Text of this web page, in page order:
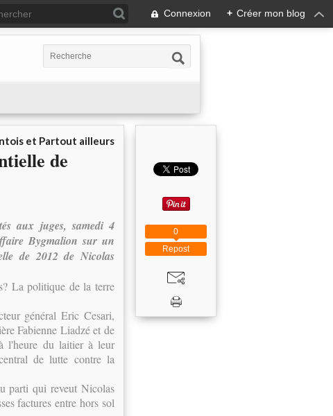
Connexion + Créer mon blog
et Partout ailleurs
de
aux juges, samedi 4
Bygmalion sur un
de 2012 de Nicolas
La politique de la terre
général Eric Cesari,
Fabienne Liadzé et de
l'heure du laitier à leur
de lutte contre la
parti qui reveut Nicolas
factures entre hors sol
Repost
0